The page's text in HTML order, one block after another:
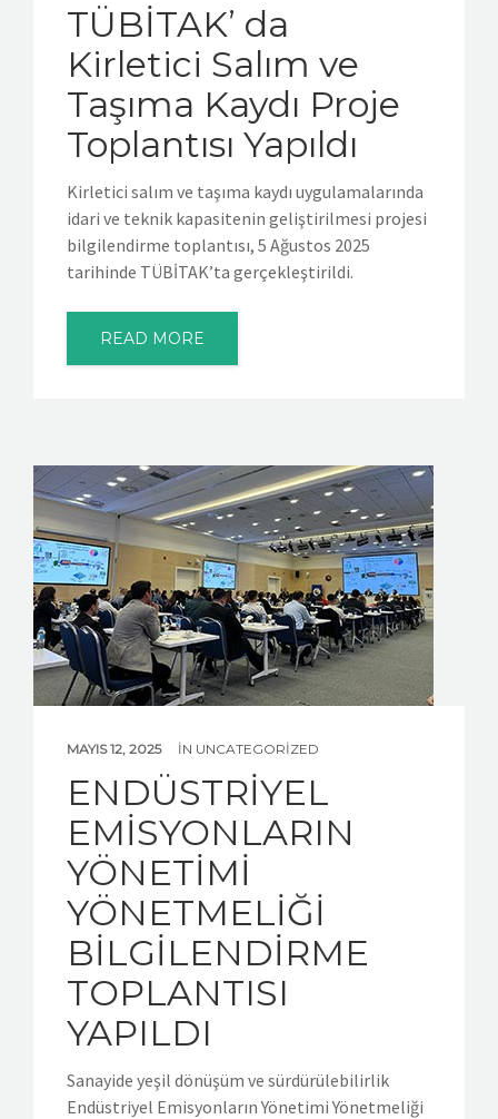
TÜBİTAK’ da
Kirletici Salım ve
Taşıma Kaydı Proje
Toplantısı Yapıldı
Kirletici salım ve taşıma kaydı uygulamalarında
idari ve teknik kapasitenin geliştirilmesi projesi
bilgilendirme toplantısı, 5 Ağustos 2025
tarihinde TÜBİTAK’ta gerçekleştirildi.
READ MORE
MAYIS 12, 2025 IN UNCATEGORIZED
ENDÜSTRİYEL
EMİSYONLARIN
YÖNETİMİ
YÖNETMELİĞİ
BİLGİLENDİRME
TOPLANTISI
YAPILDI
Sanayide yeşil dönüşüm ve sürdürülebilirlik
Endüstriyel Emisyonların Yönetimi Yönetmeliği